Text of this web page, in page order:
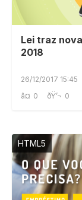
Lei traz
2018
26/12/2017 15:45
â¤ 0 ðŸ’¬ 0
HTML5